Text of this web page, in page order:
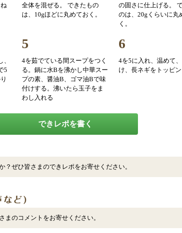
全体を混ぜる。 できたもの
は、10gほどに丸めておく。
の固さに仕上げる。
のは、20gくらいに丸
く。
5
5
4を茹でている間スープをつく
る。鍋に水Bを沸かし中華スー
プの素、醤油B、ゴマ油Bで味
付けする。沸いたら玉子をま
わし入れる
6
4を5に入れ、温めて
け、長ネギをトッピン
できレポを書く
？ぜひ皆さまのできレポをお寄せください。
まのコメントをお寄せください。